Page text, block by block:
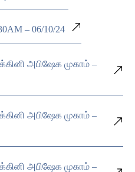
– 06/10/24
அபிஷேக முகாம் –
அபிஷேக முகாம் –
அபிஷேக முகாம் –